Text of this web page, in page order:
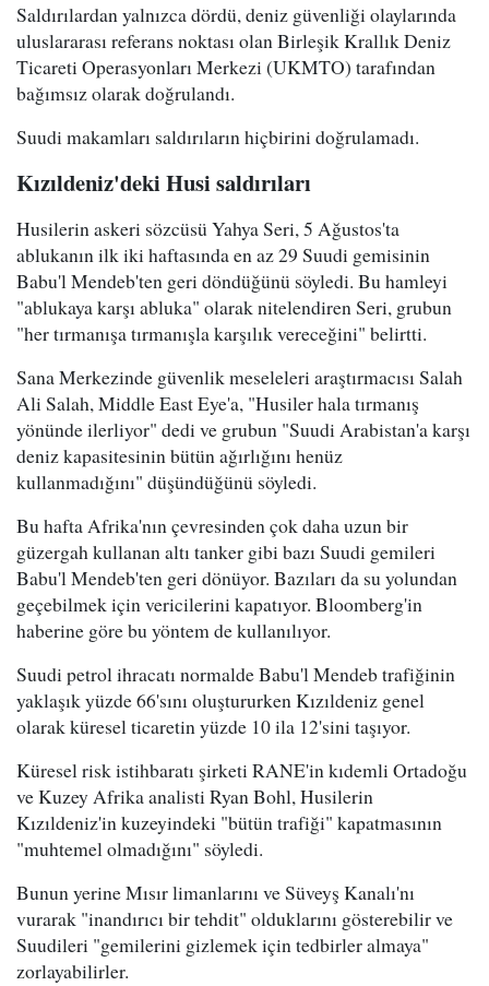
Saldırılardan yalnızca dördü, deniz güvenliği olaylarında
uluslararası referans noktası olan Birleşik Krallık Deniz
Ticareti Operasyonları Merkezi (UKMTO) tarafından
bağımsız olarak doğrulandı.
Suudi makamları saldırıların hiçbirini doğrulamadı.
Kızıldeniz'deki Husi saldırıları
Husilerin askeri sözcüsü Yahya Seri, 5 Ağustos'ta
ablukanın ilk iki haftasında en az 29 Suudi gemisinin
Babu'l Mendeb'ten geri döndüğünü söyledi. Bu hamleyi
"ablukaya karşı abluka" olarak nitelendiren Seri, grubun
"her tırmanışa tırmanışla karşılık vereceğini" belirtti.
Sana Merkezinde güvenlik meseleleri araştırmacısı Salah
Ali Salah, Middle East Eye'a, "Husiler hala tırmanış
yönünde ilerliyor" dedi ve grubun "Suudi Arabistan'a karşı
deniz kapasitesinin bütün ağırlığını henüz
kullanmadığını" düşündüğünü söyledi.
Bu hafta Afrika'nın çevresinden çok daha uzun bir
güzergah kullanan altı tanker gibi bazı Suudi gemileri
Babu'l Mendeb'ten geri dönüyor. Bazıları da su yolundan
geçebilmek için vericilerini kapatıyor. Bloomberg'in
haberine göre bu yöntem de kullanılıyor.
Suudi petrol ihracatı normalde Babu'l Mendeb trafiğinin
yaklaşık yüzde 66'sını oluştururken Kızıldeniz genel
olarak küresel ticaretin yüzde 10 ila 12'sini taşıyor.
Küresel risk istihbaratı şirketi RANE'in kıdemli Ortadoğu
ve Kuzey Afrika analisti Ryan Bohl, Husilerin
Kızıldeniz'in kuzeyindeki "bütün trafiği" kapatmasının
"muhtemel olmadığını" söyledi.
Bunun yerine Mısır limanlarını ve Süveyş Kanalı'nı
vurarak "inandırıcı bir tehdit" olduklarını gösterebilir ve
Suudileri "gemilerini gizlemek için tedbirler almaya"
zorlayabilirler.